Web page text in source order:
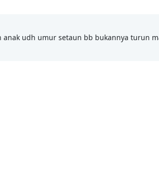
anak udh umur setaun bb bukannya turun